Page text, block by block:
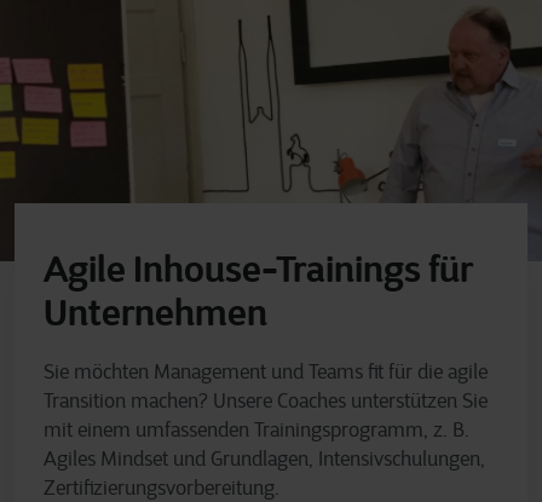
Agile Inhouse-Trainings für
Unternehmen
Sie möchten Management und Teams fit für die agile
Transition machen? Unsere Coaches unterstützen Sie
mit einem umfassenden Trainings­programm, z. B.
Agiles Mindset und Grundlagen, Intensiv­schulungen,
Zertifizierungs­vorbereitung.